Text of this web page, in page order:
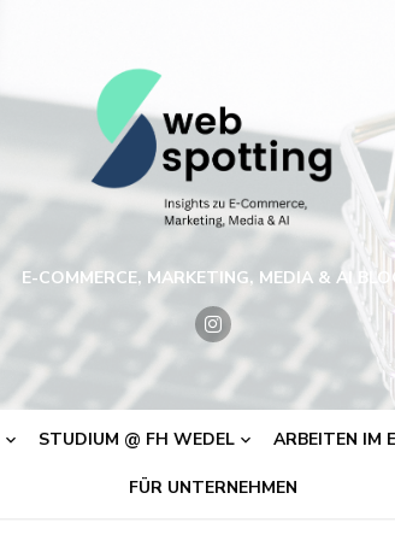
E-COMMERCE, MARKETING, MEDIA & AI
STUDIUM @ FH WEDEL ARBEITEN IM
FÜR UNTERNEHMEN